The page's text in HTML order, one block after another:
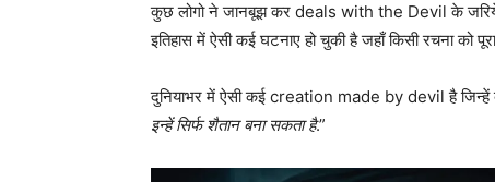
कुछ लोगो ने जानबूझ कर deals with the Devil के जरिये
इतिहास में ऐसी कई घटनाए हो चुकी है जहाँ किसी रचना को
दुनियाभर में ऐसी कई creation made by devil है
इन्हें सिर्फ शैतान बना सकता है.”